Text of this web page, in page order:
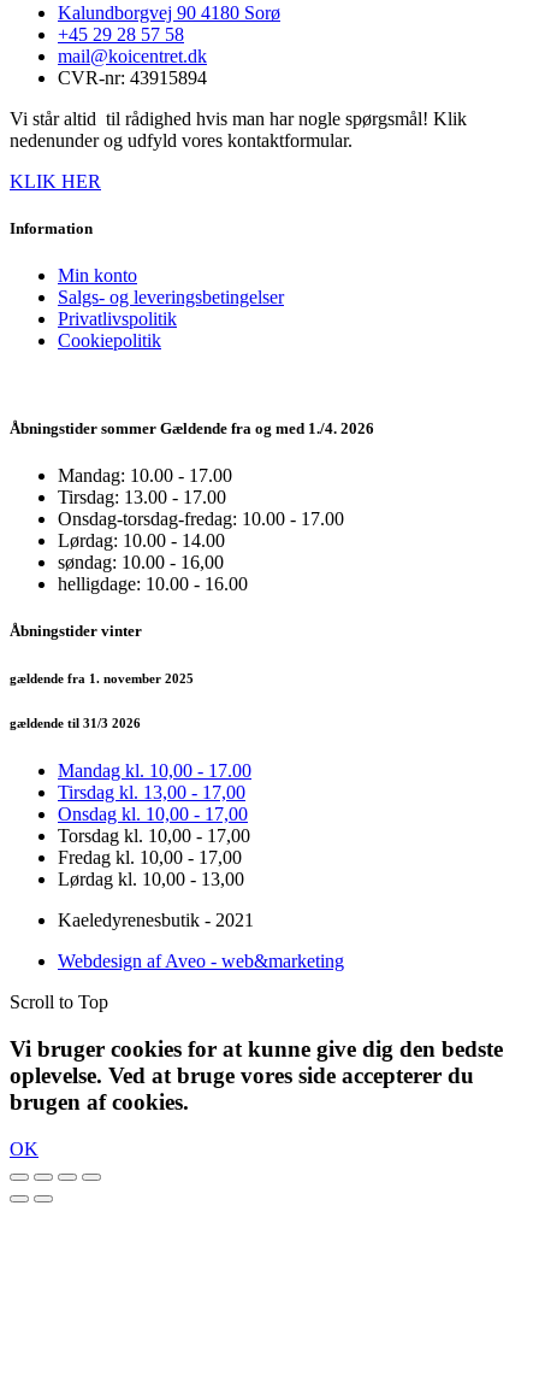
Kalundborgvej 90 4180 Sorø
+45 29 28 57 58
mail@koicentret.dk
CVR-nr: 43915894
Vi står altid til rådighed hvis man har nogle spørgsmål! Klik
nedenunder og udfyld vores kontaktformular.
KLIK HER
Information
Min konto
Salgs- og leveringsbetingelser
Privatlivspolitik
Cookiepolitik
Åbningstider sommer Gældende fra og med 1./4. 2026
Mandag: 10.00 - 17.00
Tirsdag: 13.00 - 17.00
Onsdag-torsdag-fredag: 10.00 - 17.00
Lørdag: 10.00 - 14.00
søndag: 10.00 - 16,00
helligdage: 10.00 - 16.00
Åbningstider vinter
gældende fra 1. november 2025
gældende til 31/3 2026
Mandag kl. 10,00 - 17.00
Tirsdag kl. 13,00 - 17,00
Onsdag kl. 10,00 - 17,00
Torsdag kl. 10,00 - 17,00
Fredag kl. 10,00 - 17,00
Lørdag kl. 10,00 - 13,00
Kaeledyrenesbutik - 2021
Webdesign af Aveo - web&marketing
Scroll to Top
Vi bruger cookies for at kunne give dig den bedste
oplevelse. Ved at bruge vores side accepterer du
brugen af cookies.
OK